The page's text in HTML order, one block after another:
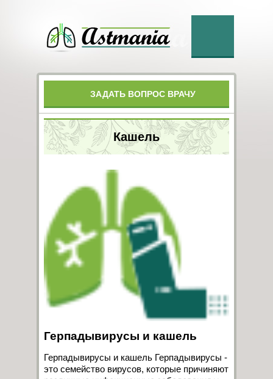
ЗАДАТЬ ВОПРОС ВРАЧУ
Кашель
Герпадывирусы и кашель
Герпадывирусы и кашель Герпадывирусы -
это семейство вирусов, которые причиняют